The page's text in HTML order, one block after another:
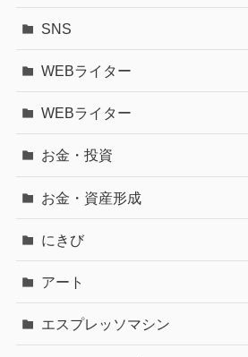
SNS
WEBライター
WEBライター
お金・投資
お金・資産形成
にきび
アート
エスプレッソマシン